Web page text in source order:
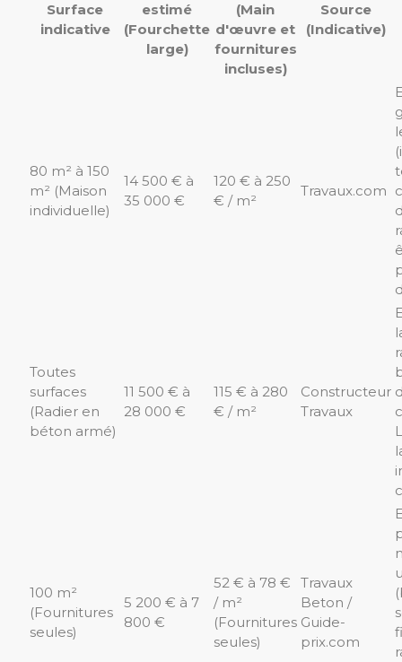
Surface
indicative
estimé
(Fourchette
large)
(Main
d'œuvre et
fournitures
incluses)
Source
(Indicative)
80 m² à 150
m² (Maison
individuelle)
14 500 € à
35 000 €
120 € à 250
€ / m²
Travaux.com
Toutes
surfaces
(Radier en
béton armé)
11 500 € à
28 000 €
115 € à 280
€ / m²
Constructeur
Travaux
100 m²
(Fournitures
seules)
5 200 € à 7
800 €
52 € à 78 €
/ m²
(Fournitures
seules)
Travaux
Beton /
Guide-
prix.com